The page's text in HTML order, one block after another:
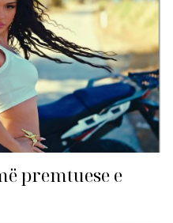
premtuese e